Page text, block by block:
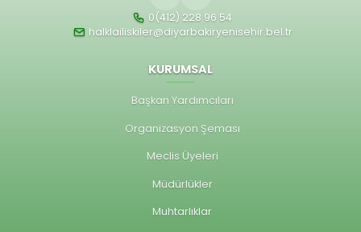
0(412) 228 96 54
halklailiskiler@diyarbakiryenisehir.bel.tr
KURUMSAL
Başkan Yardımcıları
Organizasyon Şeması
Meclis Üyeleri
Müdürlükler
Muhtarlıklar